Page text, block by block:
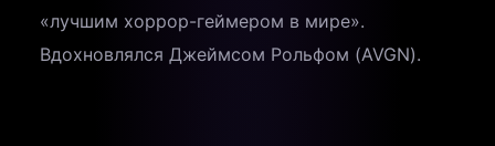
«лучшим хоррор-геймером в мире».
Вдохновлялся Джеймсом Рольфом (AVGN).